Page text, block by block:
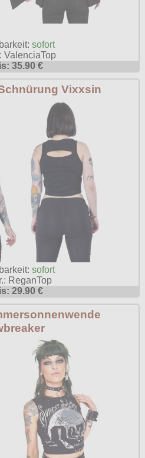
sofort
ValenciaTop
35.90 €
Vixxsin
sofort
ReganTop
29.90 €